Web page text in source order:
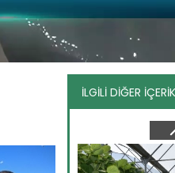
İLGİLİ DİĞER
Genç girişimci
Erzincan’ın
üniversite
Devamını Oku ->